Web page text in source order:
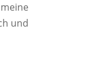
und